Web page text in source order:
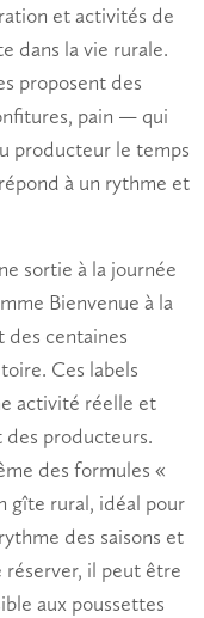
et activités de
dans la vie rurale.
proposent des
pain — qui
producteur le temps
à un rythme et
sortie à la journée
Bienvenue à la
des centaines
Ces labels
activité réelle et
producteurs.
des formules «
gîte rural, idéal pour
des saisons et
il peut être
aux poussettes